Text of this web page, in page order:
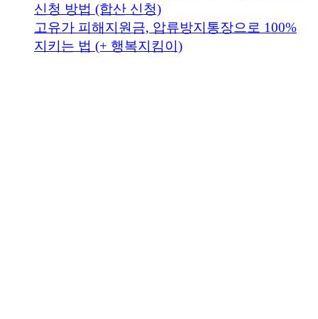
신청 방법 (합산 신청)
고유가 피해지원금, 압류방지통장으로 100%
지키는 법 (+ 행복지킴이)